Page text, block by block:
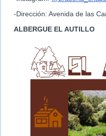
-Dirección: Avenida de las
ALBERGUE EL AUTILLO